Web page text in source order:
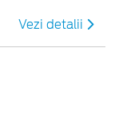
Vezi detalii